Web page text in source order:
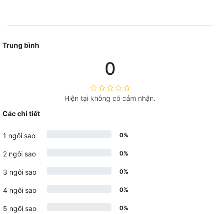
Trung bình
0
Hiện tại không có cảm nhận.
Các chi tiết
1 ngôi sao 0%
2 ngôi sao 0%
3 ngôi sao 0%
4 ngôi sao 0%
5 ngôi sao 0%